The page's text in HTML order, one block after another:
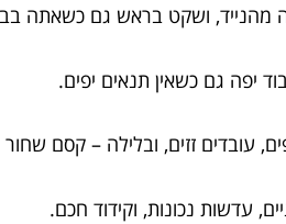
מהנייד, ושקט בראש גם כשאתה
יפה גם כשאין תנאים יפים.
עובדים זזים, ובלילה – קסם